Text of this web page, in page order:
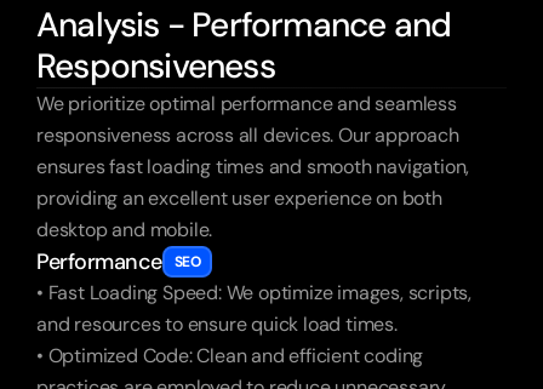
Analysis - Performance and
Responsiveness
We prioritize optimal performance and seamless
responsiveness across all devices. Our approach
ensures fast loading times and smooth navigation,
providing an excellent user experience on both
desktop and mobile.
Performance SEO
• Fast Loading Speed: We optimize images, scripts,
and resources to ensure quick load times.
• Optimized Code: Clean and efficient coding